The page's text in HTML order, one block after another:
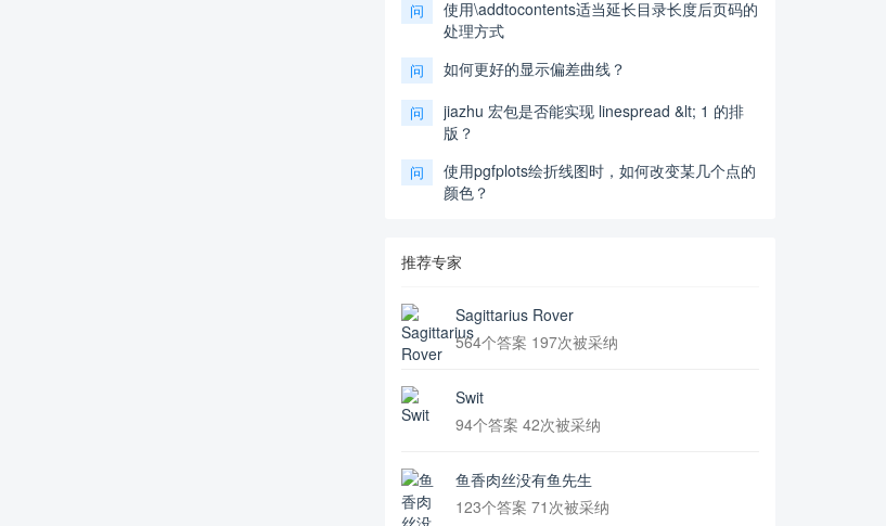
问
使用\addtocontents适当延长目录长度后页码的
处理方式
问 如何更好的显示偏差曲线？
问
jiazhu 宏包是否能实现 linespread &lt; 1 的排
版？
问
使用pgfplots绘折线图时，如何改变某几个点的
颜色？
推荐专家
Sagittarius Rover
564个答案 197次被采纳
Swit
94个答案 42次被采纳
鱼香肉丝没有鱼先生
123个答案 71次被采纳